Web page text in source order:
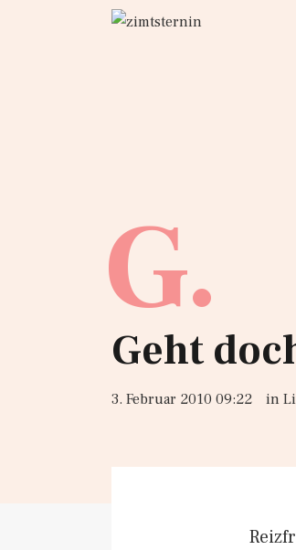
G.
Geht
3. Februar 2010 09:22 in